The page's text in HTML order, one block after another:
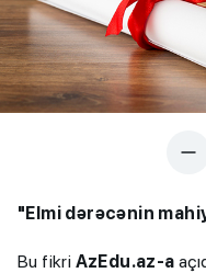
"Elmi dərəcənin
Bu fikri AzEdu.az-a